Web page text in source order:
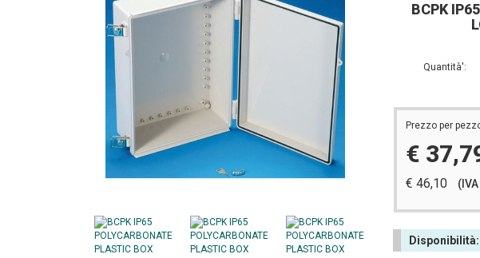
BCPK
Quantità':
Prezzo per
€
€ 46,10
Disponibilità: